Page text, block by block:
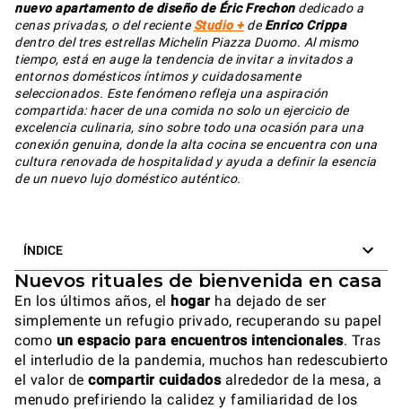
nuevo apartamento de diseño de Éric Frechondedicado a
cenas privadas, o del reciente Studio +de Enrico Crippa
dentro del tres estrellas Michelin Piazza Duomo. Al mismo
tiempo, está en auge la tendencia de invitar a invitados a
entornos domésticos íntimos y cuidadosamente
seleccionados. Este fenómeno refleja una aspiración
compartida: hacer de una comida no solo un ejercicio de
excelencia culinaria, sino sobre todo una ocasión para una
conexión genuina, donde la alta cocina se encuentra con una
cultura renovada de hospitalidad y ayuda a definir la esencia
de un nuevo lujo doméstico auténtico.
ÍNDICE
Nuevos rituales de bienvenida en casa
En los últimos años, el hogar ha dejado de ser
simplemente un refugio privado, recuperando su papel
como un espacio para encuentros intencionales. Tras
el interludio de la pandemia, muchos han redescubierto
el valor de compartir cuidadosalrededor de la mesa, a
menudo prefiriendo la calidez y familiaridad de los